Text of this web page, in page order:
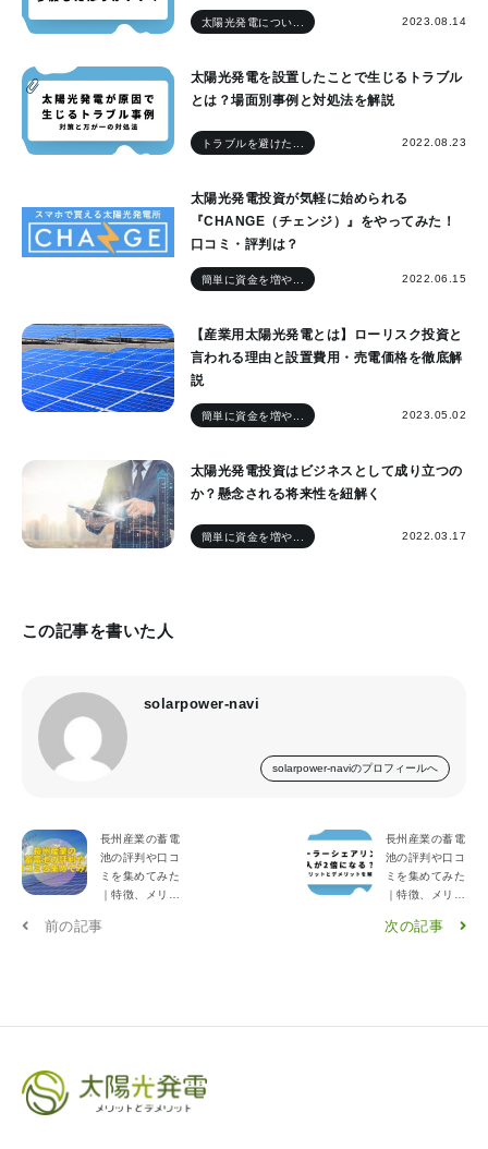
太陽光発電につい... 2023.08.14
太陽光発電を設置したことで生じるトラブル
とは？場面別事例と対処法を解説
トラブルを避けた... 2022.08.23
太陽光発電投資が気軽に始められる
『CHANGE（チェンジ）』をやってみた！
口コミ・評判は？
簡単に資金を増や... 2022.06.15
【産業用太陽光発電とは】ローリスク投資と
言われる理由と設置費用・売電価格を徹底解
説
簡単に資金を増や... 2023.05.02
太陽光発電投資はビジネスとして成り立つの
か？懸念される将来性を紐解く
簡単に資金を増や... 2022.03.17
この記事を書いた人
solarpower-navi
solarpower-naviのプロフィールへ
長州産業の蓄電
池の評判や口コ
ミを集めてみた
｜特徴、メリッ
を解説！
前の記事
長州産業の蓄電
池の評判や口コ
ミを集めてみた
｜特徴、メリッ
を解説！
次の記事